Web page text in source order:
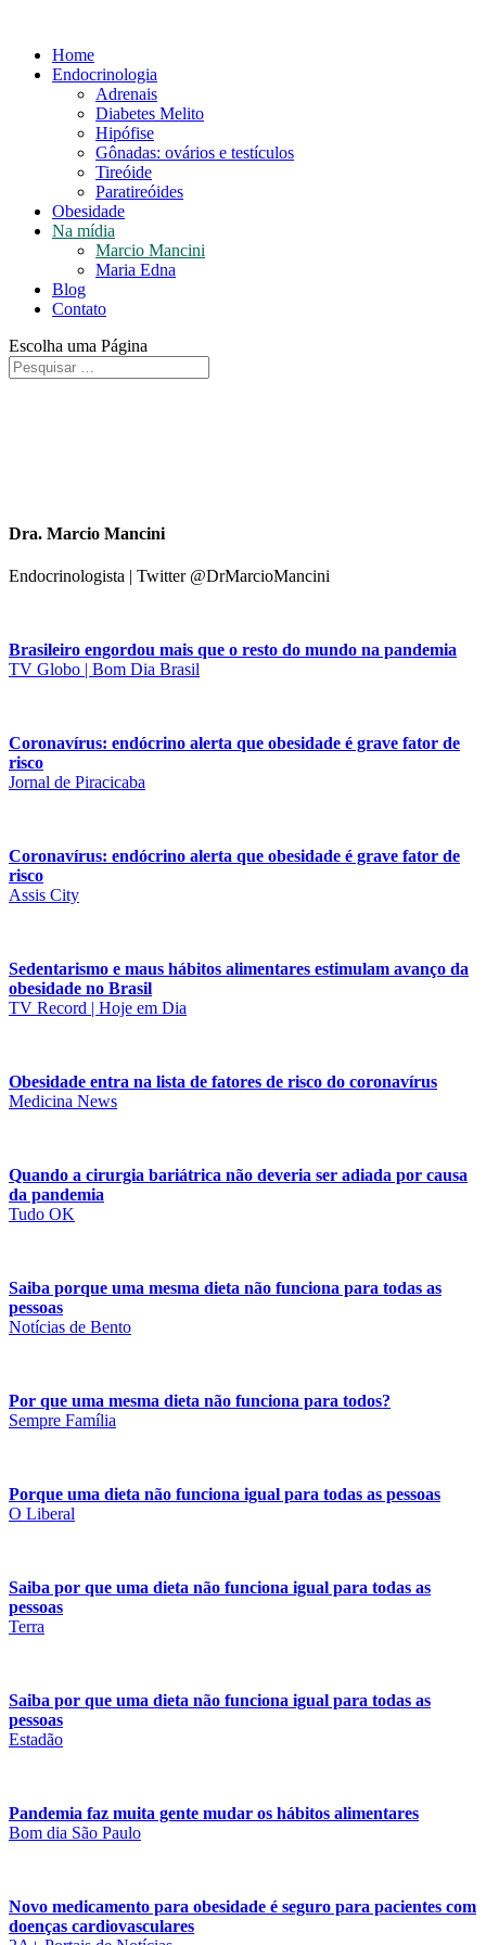
Home
Endocrinologia
Adrenais
Diabetes Melito
Hipófise
Gônadas: ovários e testículos
Tireóide
Paratireóides
Obesidade
Na mídia
Marcio Mancini
Maria Edna
Blog
Contato
Escolha uma Página
Dra. Marcio Mancini
Endocrinologista | Twitter @DrMarcioMancini
Brasileiro engordou mais que o resto do mundo na pandemia
TV Globo | Bom Dia Brasil
Coronavírus: endócrino alerta que obesidade é grave fator de
risco
Jornal de Piracicaba
Coronavírus: endócrino alerta que obesidade é grave fator de
risco
Assis City
Sedentarismo e maus hábitos alimentares estimulam avanço da
obesidade no Brasil
TV Record | Hoje em Dia
Obesidade entra na lista de fatores de risco do coronavírus
Medicina News
Quando a cirurgia bariátrica não deveria ser adiada por causa
da pandemia
Tudo OK
Saiba porque uma mesma dieta não funciona para todas as
pessoas
Notícias de Bento
Por que uma mesma dieta não funciona para todos?
Sempre Família
Porque uma dieta não funciona igual para todas as pessoas
O Liberal
Saiba por que uma dieta não funciona igual para todas as
pessoas
Terra
Saiba por que uma dieta não funciona igual para todas as
pessoas
Estadão
Pandemia faz muita gente mudar os hábitos alimentares
Bom dia São Paulo
Novo medicamento para obesidade é seguro para pacientes com
doenças cardiovasculares